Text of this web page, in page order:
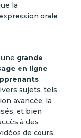
la
orale
grande
en ligne
sujets, tels
avancée, la
et bien
à des
de cours,